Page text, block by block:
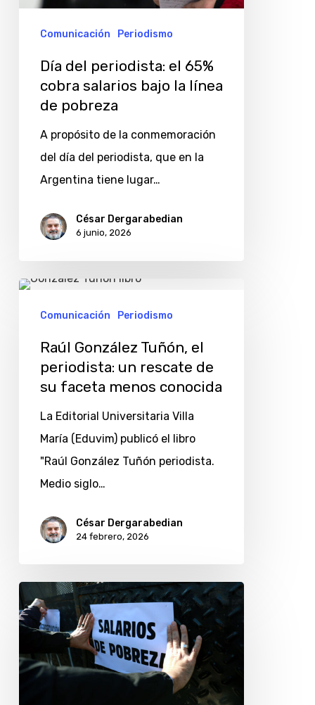
cobra
salarios
línea
pobreza
Comunicación Periodismo
Día del periodista: el 65%
cobra salarios bajo la línea
de pobreza
A propósito de la conmemoración
del día del periodista, que en la
Argentina tiene lugar…
César Dergarabedian
6 junio, 2026
Raúl
González
periodista:
rescate
faceta
menos
conocida
Comunicación Periodismo
Raúl González Tuñón, el
periodista: un rescate de
su faceta menos conocida
La Editorial Universitaria Villa
María (Eduvim) publicó el libro
"Raúl González Tuñón periodista.
Medio siglo…
César Dergarabedian
24 febrero, 2026
7
de
cada
10